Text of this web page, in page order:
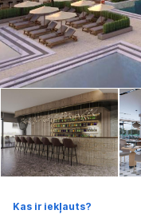
Kas ir iekļauts?